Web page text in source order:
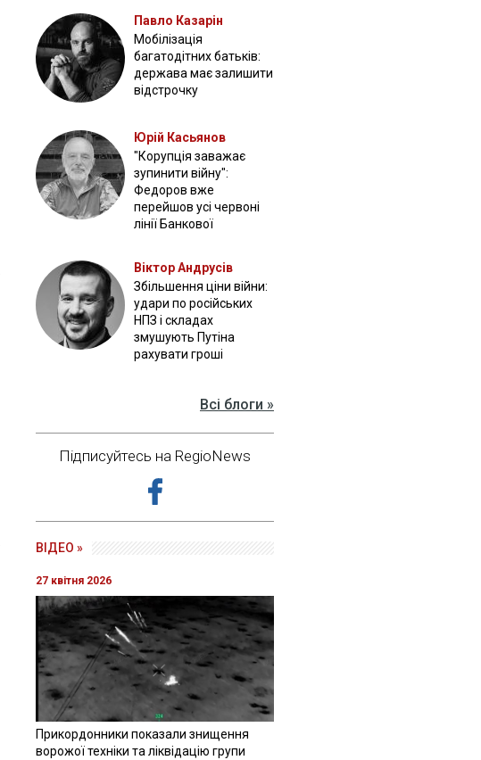
Павло Казарін
Мобілізація
багатодітних батьків:
держава має залишити
відстрочку
Юрій Касьянов
"Корупція заважає
зупинити війну":
Федоров вже
перейшов усі червоні
лінії Банкової
Віктор Андрусів
Збільшення ціни війни:
удари по російських
НПЗ і складах
змушують Путіна
рахувати гроші
Всі блоги »
Підписуйтесь на RegioNews
ВІДЕО »
27 квітня 2026
Прикордонники показали знищення
ворожої техніки та ліквідацію групи